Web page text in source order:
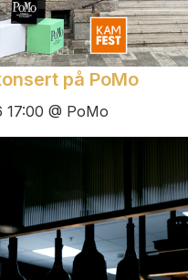
på PoMo
17:00 @ PoMo